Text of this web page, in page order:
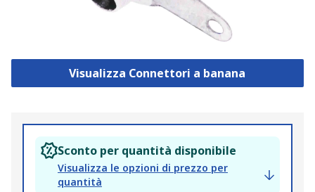
Visualizza Connettori a banana
Sconto per quantità disponibile
Visualizza le opzioni di prezzo per
quantità